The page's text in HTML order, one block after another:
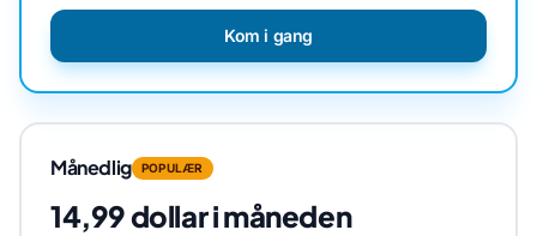
Kom i gang
Månedlig POPULÆR
14,99 dollar i måneden